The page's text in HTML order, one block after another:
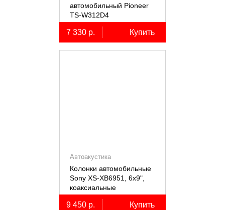
автомобильный Pioneer
TS-W312D4
7 330 р. Купить
Автоакустика
Колонки автомобильные
Sony XS-XB6951, 6х9",
коаксиальные
пятиполосные, 2 шт.
9 450 р. Купить